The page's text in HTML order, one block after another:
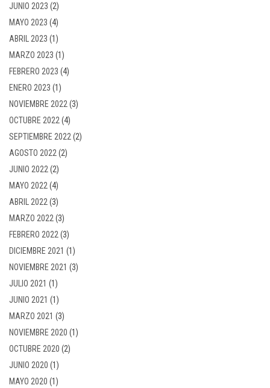
JUNIO 2023 (2)
MAYO 2023 (4)
ABRIL 2023 (1)
MARZO 2023 (1)
FEBRERO 2023 (4)
ENERO 2023 (1)
NOVIEMBRE 2022 (3)
OCTUBRE 2022 (4)
SEPTIEMBRE 2022 (2)
AGOSTO 2022 (2)
JUNIO 2022 (2)
MAYO 2022 (4)
ABRIL 2022 (3)
MARZO 2022 (3)
FEBRERO 2022 (3)
DICIEMBRE 2021 (1)
NOVIEMBRE 2021 (3)
JULIO 2021 (1)
JUNIO 2021 (1)
MARZO 2021 (3)
NOVIEMBRE 2020 (1)
OCTUBRE 2020 (2)
JUNIO 2020 (1)
MAYO 2020 (1)